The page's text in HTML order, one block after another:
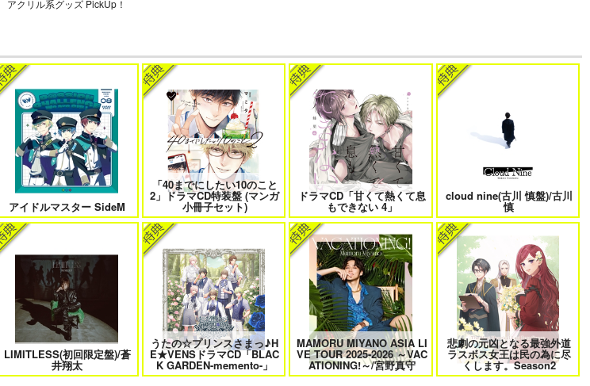
愛とかいろいろあるところ あなたは俺の運命でしょ！！
やらしく躾けて愛してあげる－
Dom／Subユニバース－２
最狂ヤンキーが僕だけに夢中な
エンドロールは地獄まで 2 嘘つきなキスで今日もバイバイ 好きとおかえり 25時、赤坂で 6
自分しか知らない彼氏の一面 1 明日もきみに会いに行く 2 平野と鍵浦 7 せんせいの金曜日
オレはお前に推されたい!! 隠れ狼と流され子羊 夫を味方にする方法 5 甘くて熱くて息もできない 4
アクリル系グッズ PickUp！
アイドルマスター SideM
「40までにしたい10のこと
2」ドラマCD特装盤 (マンガ
小冊子セット)
ドラマCD「甘くて熱くて息
もできない 4」
cloud nine(古川 慎盤)/古川
慎
LIMITLESS(初回限定盤)/蒼
井翔太
うたの☆プリンスさまっ♪H
E★VENSドラマCD「BLAC
K GARDEN-memento-」
MAMORU MIYANO ASIA LI
VE TOUR 2025-2026 ～VAC
ATIONING!～/宮野真守
悲劇の元凶となる最強外道
ラスボス女王は民の為に尽
くします。Season2